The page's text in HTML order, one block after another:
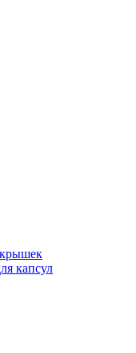
крышек
капсул